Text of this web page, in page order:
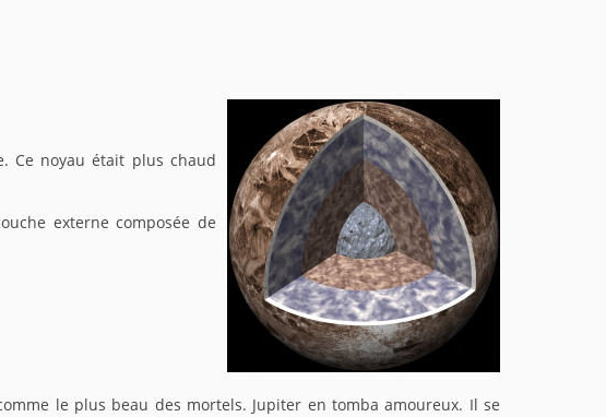
Ce noyau était plus chaud
externe composée de
le plus beau des mortels. Jupiter en tomba amoureux. Il se